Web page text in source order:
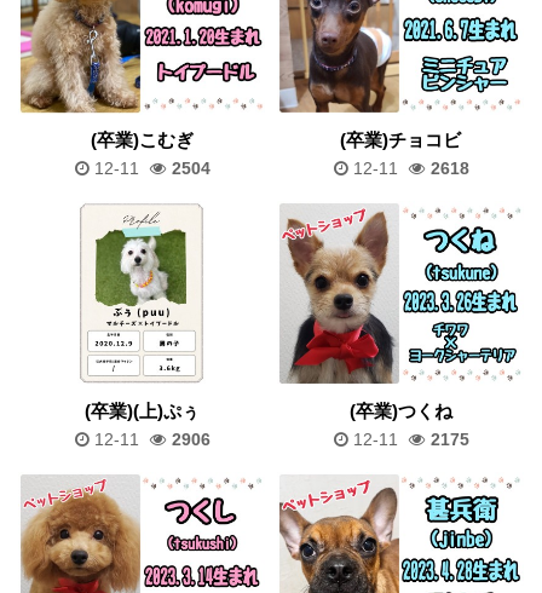
(卒業)こむぎ
12-11 2504
(卒業)チョコビ
12-11 2618
(卒業)(上)ぷぅ
12-11 2906
(卒業)つくね
12-11 2175